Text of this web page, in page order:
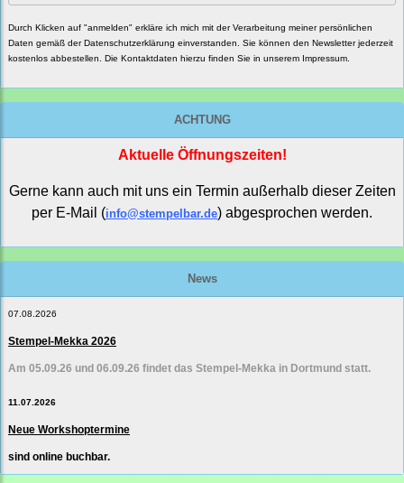
Durch Klicken auf "anmelden" erkläre ich mich mit der Verarbeitung meiner persönlichen
Daten gemäß der Datenschutzerklärung einverstanden. Sie können den Newsletter jederzeit
kostenlos abbestellen. Die Kontaktdaten hierzu finden Sie in unserem Impressum.
ACHTUNG
Aktuelle Öffnungszeiten!
Gerne kann auch mit uns ein Termin außerhalb dieser Zeiten
per E-Mail (info@stempelbar.de) abgesprochen werden.
News
07.08.2026
Stempel-Mekka 2026
Am 05.09.26 und 06.09.26 findet das Stempel-Mekka in Dortmund statt.
11.07.2026
Neue Workshoptermine
sind online buchbar.